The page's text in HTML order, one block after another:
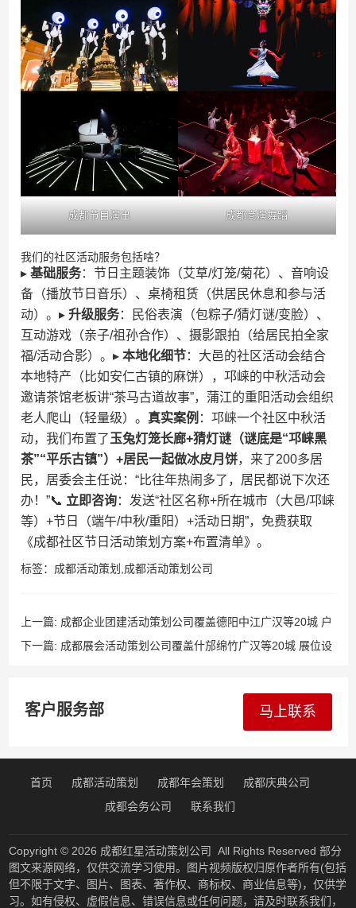
成都节目演出 成都商演舞蹈
我们的社区活动服务包括啥？
▸ ​ ​基础服务​​：节日主题装饰（艾草/灯笼/菊花）、音响设
备（播放节日音乐）、桌椅租赁（供居民休息和参与活
动）。▸ ​ ​升级服务​​：民俗表演（包粽子/猜灯谜/变脸）、
互动游戏（亲子/祖孙合作）、摄影跟拍（给居民拍全家
福/活动合影）。▸ ​ ​本地化细节​​：大邑的社区活动会结合
本地特产（比如安仁古镇的麻饼），邛崃的中秋活动会
邀请茶馆老板讲“茶马古道故事”，蒲江的重阳活动会组织
老人爬山（轻量级）。​ ​真实案例​ ​：邛崃一个社区中秋活
动，我们布置了​ ​玉兔灯笼长廊+猜灯谜（谜底是“邛崃黑
茶”“平乐古镇”）+居民一起做冰皮月饼​​，来了200多居
民，居委会主任说：“比往年热闹多了，居民都说下次还
办！”📞 ​ ​立即咨询​​：发送“社区名称+所在城市（大邑/邛崃
等）+节日（端午/中秋/重阳）+活动日期”，免费获取
《成都社区节日活动策划方案+布置清单》。
标签： 成都活动策划 成都活动策划公司
上一篇: 成都企业团建活动策划公司覆盖德阳中江广汉等20城 户
外拓展+室内轰趴+团队游戏 一站式执行不用操心​
下一篇: 成都展会活动策划公司覆盖什邡绵竹广汉等20城 展位设
客户服务部 马上联系
首页 成都活动策划 成都年会策划
成都庆典公司
成都会务公司
联系我们
Copyright © 2026 成都红星活动策划公司 All Rights Reserved 部分
图文来源网络，仅供交流学习使用。图片视频版权归原作者所有(包括
但不限于文字、图片、图表、著作权、商标权、商业信息等)，仅供学
习。如有侵权、虚假信息、错误信息或任何问题，请及时联系我们，